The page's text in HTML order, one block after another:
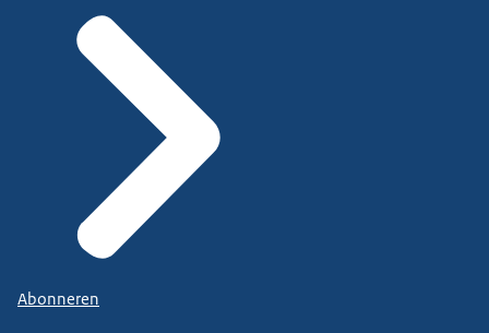
Abonneren